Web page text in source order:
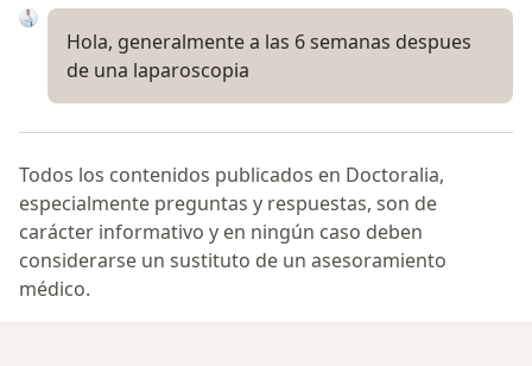
Hola, generalmente a las 6 semanas despues
de una laparoscopia
Todos los contenidos publicados en Doctoralia,
especialmente preguntas y respuestas, son de
carácter informativo y en ningún caso deben
considerarse un sustituto de un asesoramiento
médico.